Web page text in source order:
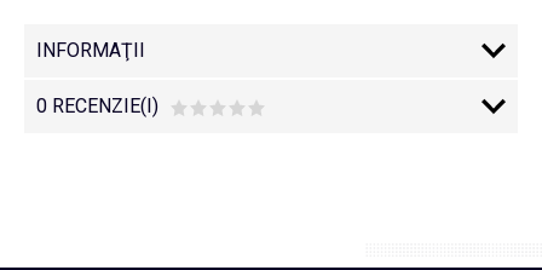
INFORMAŢII
0 RECENZIE(I)